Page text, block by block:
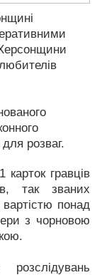
розваг.
гравців
так званих
понад
з чорновою